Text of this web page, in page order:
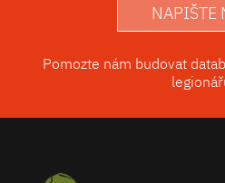
NAPIŠTE
Pomozte nám budovat